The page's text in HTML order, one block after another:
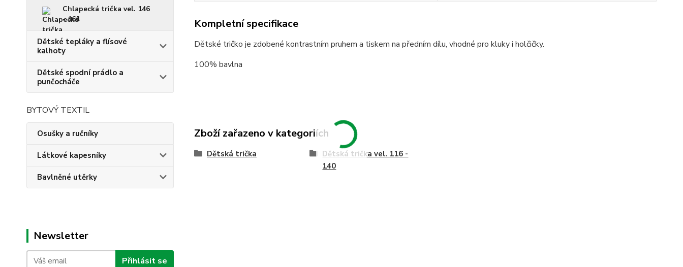
Chlapecká trička vel. 146
- 164
Dětské tepláky a flísové
kalhoty
Dětské spodní prádlo a
punčocháče
BYTOVÝ TEXTIL
Osušky a ručníky
Látkové kapesníky
Bavlněné utěrky
Newsletter
Přihlásit se
Kompletní specifikace
Dětské tričko je zdobené kontrastním pruhem a tiskem na předním dílu, vhodné pro kluky i holčičky.
100% bavlna
Zboží zařazeno v kategoriích
Dětská trička
Dětská trička vel. 116 -
140